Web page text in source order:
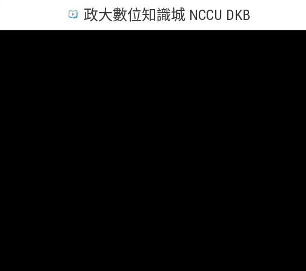
政大數位知識城 NCCU DKB